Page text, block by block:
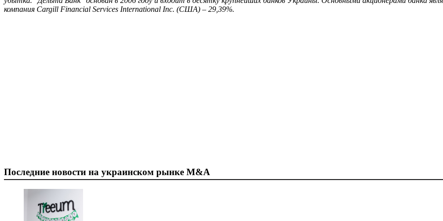
компания Cargill Financial Services International Inc. (США) – 29,39%.
Последние новости на украинском рынке M&A